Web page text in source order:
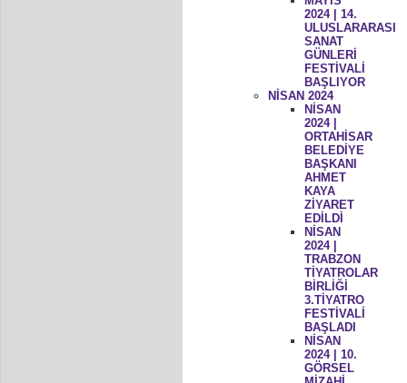
2024 | 14.
ULUSLARARASI
SANAT
GÜNLERİ
FESTİVALİ
BAŞLIYOR
NİSAN 2024
NİSAN
2024 |
ORTAHİSAR
BELEDİYE
BAŞKANI
AHMET
KAYA
ZİYARET
EDİLDİ
NİSAN
2024 |
TRABZON
TİYATROLAR
BİRLİĞİ
3.TİYATRO
FESTİVALİ
BAŞLADI
NİSAN
2024 | 10.
GÖRSEL